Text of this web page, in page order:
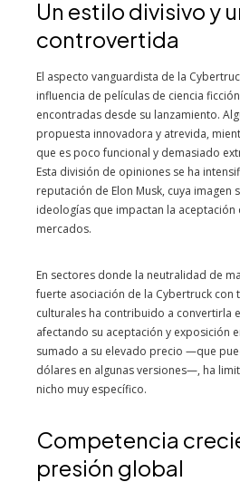
Un estilo divisivo y
controvertida
El aspecto vanguardista de la
influencia de películas de ciencia
encontradas desde su lanzamiento.
propuesta innovadora y atrevida,
que es poco funcional y demasiado
Esta división de opiniones se ha
reputación de Elon Musk, cuya imagen
ideologías que impactan la aceptación
mercados.
En sectores donde la neutralidad de
fuerte asociación de la Cybertruck con
culturales ha contribuido a convertirla
afectando su aceptación y exposición
sumado a su elevado precio —que
dólares en algunas versiones—, ha
nicho muy específico.
Competencia
presión global